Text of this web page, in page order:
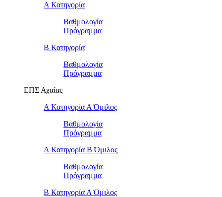
Α Κατηγορία
Βαθμολογία
Πρόγραμμα
Β Κατηγορία
Βαθμολογία
Πρόγραμμα
ΕΠΣ Αχαΐας
Α Κατηγορία Α Όμιλος
Βαθμολογία
Πρόγραμμα
Α Κατηγορία Β Όμιλος
Βαθμολογία
Πρόγραμμα
Β Κατηγορία Α Όμιλος